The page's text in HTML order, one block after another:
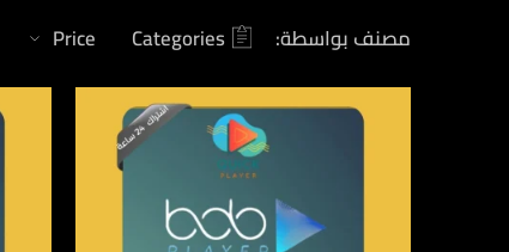
مصنف بواسطة: Categories
Price